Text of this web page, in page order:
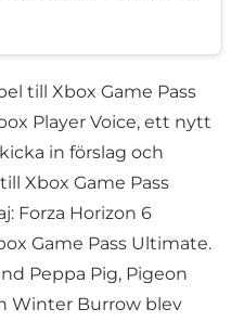
till Xbox Game Pass
Player Voice, ett nytt
in förslag och
Xbox Game Pass
Forza Horizon 6
Game Pass Ultimate.
Peppa Pig, Pigeon
Winter Burrow blev